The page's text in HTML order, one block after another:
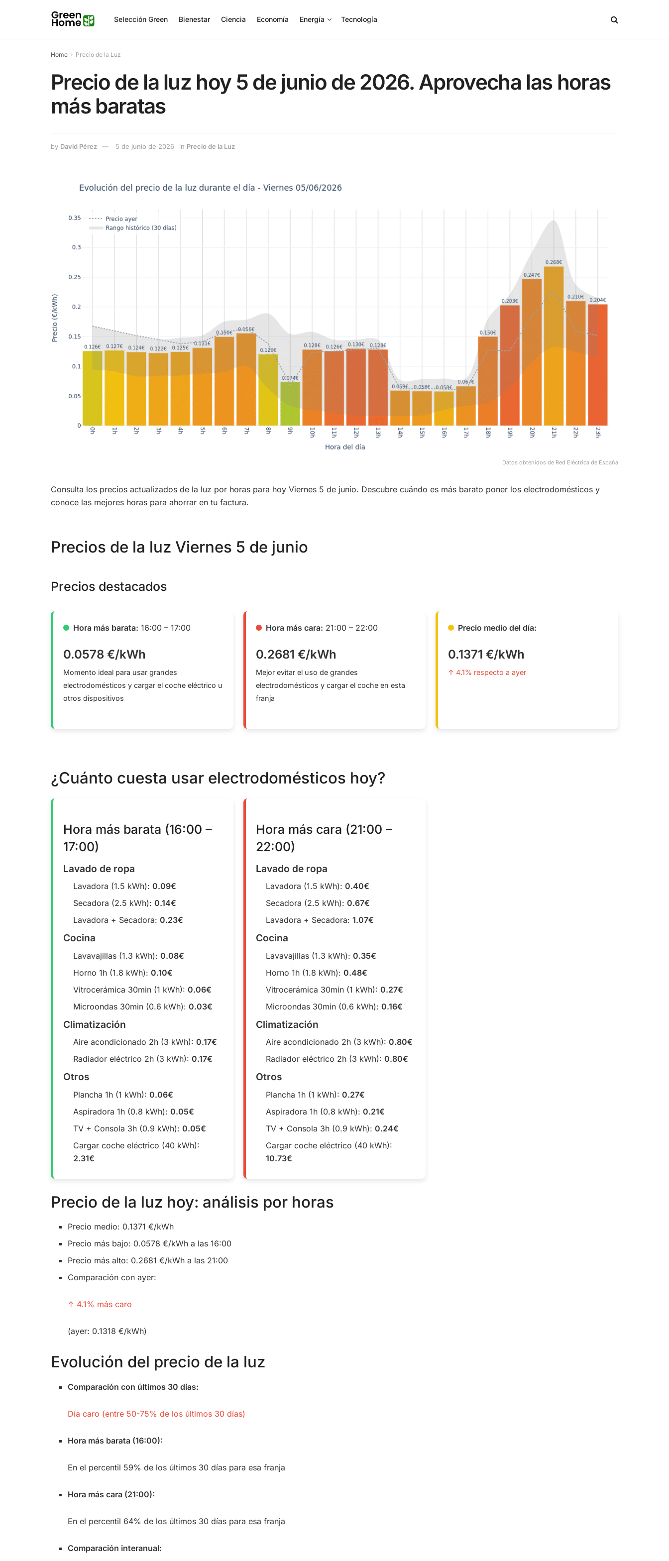
Selección Green Bienestar Ciencia Economía Energía Tecnología
Home Precio de la Luz
Precio de la luz hoy 5 de junio de 2026. Aprovecha las horas
más baratas
by David Pérez 5 de junio de 2026 in Precio de la Luz
Datos obtenidos de Red Eléctrica de España
Consulta los precios actualizados de la luz por horas para hoy Viernes 5 de junio. Descubre cuándo es más barato poner los electrodomésticos y
conoce las mejores horas para ahorrar en tu factura.
Precios de la luz Viernes 5 de junio
Precios destacados
Hora más barata: 16:00 – 17:00
0.0578 €/kWh
Momento ideal para usar grandes
electrodomésticos y cargar el coche eléctrico u
otros dispositivos
Hora más cara: 21:00 – 22:00
0.2681 €/kWh
Mejor evitar el uso de grandes
electrodomésticos y cargar el coche en esta
franja
Precio medio del día:
0.1371 €/kWh
↑ 4.1% respecto a ayer
¿Cuánto cuesta usar electrodomésticos hoy?
Hora más barata (16:00 –
17:00)
Lavado de ropa
Lavadora (1.5 kWh): 0.09€
Secadora (2.5 kWh): 0.14€
Lavadora + Secadora: 0.23€
Cocina
Lavavajillas (1.3 kWh): 0.08€
Horno 1h (1.8 kWh): 0.10€
Vitrocerámica 30min (1 kWh): 0.06€
Microondas 30min (0.6 kWh): 0.03€
Climatización
Aire acondicionado 2h (3 kWh): 0.17€
Radiador eléctrico 2h (3 kWh): 0.17€
Otros
Plancha 1h (1 kWh): 0.06€
Aspiradora 1h (0.8 kWh): 0.05€
TV + Consola 3h (0.9 kWh): 0.05€
Cargar coche eléctrico (40 kWh):
2.31€
Hora más cara (21:00 –
22:00)
Lavado de ropa
Lavadora (1.5 kWh): 0.40€
Secadora (2.5 kWh): 0.67€
Lavadora + Secadora: 1.07€
Cocina
Lavavajillas (1.3 kWh): 0.35€
Horno 1h (1.8 kWh): 0.48€
Vitrocerámica 30min (1 kWh): 0.27€
Microondas 30min (0.6 kWh): 0.16€
Climatización
Aire acondicionado 2h (3 kWh): 0.80€
Radiador eléctrico 2h (3 kWh): 0.80€
Otros
Plancha 1h (1 kWh): 0.27€
Aspiradora 1h (0.8 kWh): 0.21€
TV + Consola 3h (0.9 kWh): 0.24€
Cargar coche eléctrico (40 kWh):
10.73€
Precio de la luz hoy: análisis por horas
Precio medio: 0.1371 €/kWh
Precio más bajo: 0.0578 €/kWh a las 16:00
Precio más alto: 0.2681 €/kWh a las 21:00
Comparación con ayer:
↑ 4.1% más caro
(ayer: 0.1318 €/kWh)
Evolución del precio de la luz
Comparación con últimos 30 días:
Día caro (entre 50-75% de los últimos 30 días)
Hora más barata (16:00):
En el percentil 59% de los últimos 30 días para esa franja
Hora más cara (21:00):
En el percentil 64% de los últimos 30 días para esa franja
Comparación interanual: